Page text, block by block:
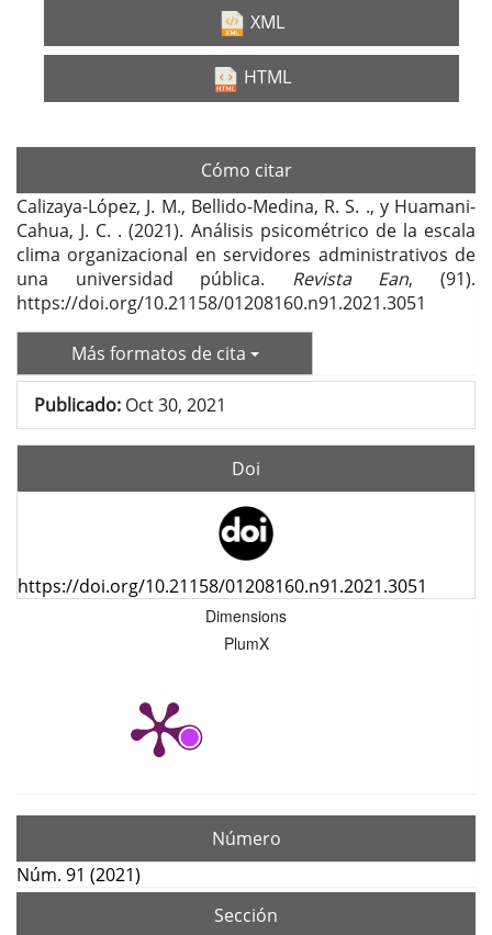
XML
HTML
Cómo citar
Calizaya-López, J. M., Bellido-Medina, R. S. ., y Huamani-
Cahua, J. C. . (2021). Análisis psicométrico de la escala
clima organizacional en servidores administrativos de
una universidad pública. Revista Ean, (91).
https://doi.org/10.21158/01208160.n91.2021.3051
Más formatos de cita
Publicado: Oct 30, 2021
Doi
https://doi.org/10.21158/01208160.n91.2021.3051
Dimensions
PlumX
Número
Núm. 91 (2021)
Sección